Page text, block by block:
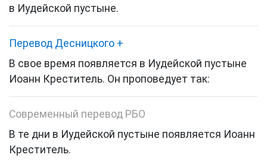
в Иудейской пустыне.
Перевод Десницкого +
В свое время появляется в Иудейской пустыне
Иоанн Креститель. Он проповедует так:
Современный перевод РБО
В те дни в Иудейской пустыне появляется Иоанн
Креститель.